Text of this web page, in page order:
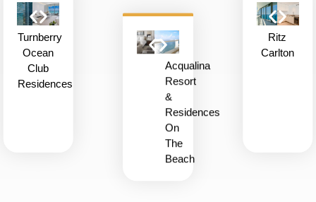
Turnberry
Ocean
Club
Residences
Acqualina
Resort
&
Residences
On
The
Beach
Ritz
Carlton